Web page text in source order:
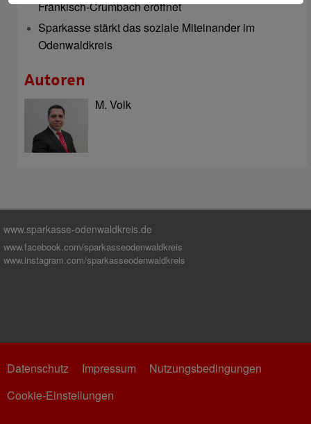
Fränkisch-Crumbach eröffnet
Sparkasse stärkt das soziale Miteinander im
Odenwaldkreis
Autoren
M. Volk
www.sparkasse-odenwaldkreis.de
www.facebook.com/sparkasseodenwaldkreis
www.instagram.com/sparkasseodenwaldkreis
Datenschutz Impressum
Nutzungsbedingungen
Cookie-Einstellungen